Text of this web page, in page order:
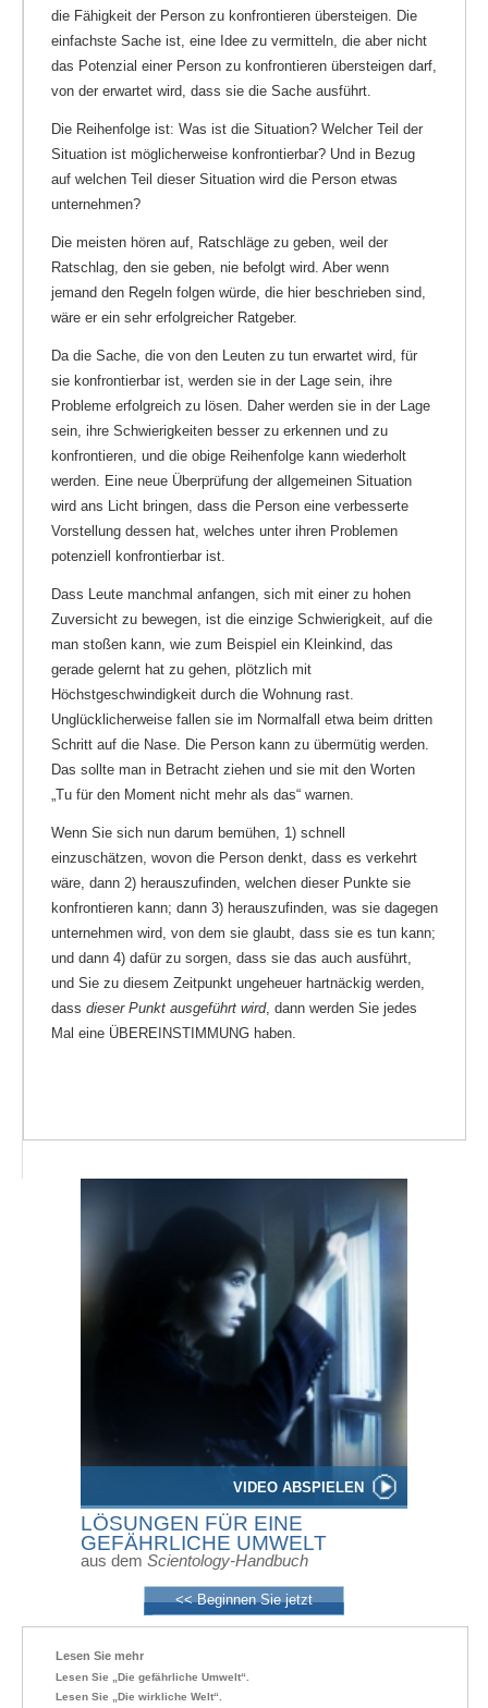
VIDEO ABSPIELEN
LÖSUNGEN FÜR EINE
GEFÄHRLICHE UMWELT
aus dem Scientology-Handbuch
<< Beginnen Sie jetzt
die Fähigkeit der Person zu konfrontieren übersteigen. Die
einfachste Sache ist, eine Idee zu vermitteln, die aber nicht
das Potenzial einer Person zu konfrontieren übersteigen darf,
von der erwartet wird, dass sie die Sache ausführt.
Die Reihenfolge ist: Was ist die Situation? Welcher Teil der
Situation ist möglicherweise konfrontierbar? Und in Bezug
auf welchen Teil dieser Situation wird die Person etwas
unternehmen?
Die meisten hören auf, Ratschläge zu geben, weil der
Ratschlag, den sie geben, nie befolgt wird. Aber wenn
jemand den Regeln folgen würde, die hier beschrieben sind,
wäre er ein sehr erfolgreicher Ratgeber.
Da die Sache, die von den Leuten zu tun erwartet wird, für
sie konfrontierbar ist, werden sie in der Lage sein, ihre
Probleme erfolgreich zu lösen. Daher werden sie in der Lage
sein, ihre Schwierigkeiten besser zu erkennen und zu
konfrontieren, und die obige Reihenfolge kann wiederholt
werden. Eine neue Überprüfung der allgemeinen Situation
wird ans Licht bringen, dass die Person eine verbesserte
Vorstellung dessen hat, welches unter ihren Problemen
potenziell konfrontierbar ist.
Dass Leute manchmal anfangen, sich mit einer zu hohen
Zuversicht zu bewegen, ist die einzige Schwierigkeit, auf die
man stoßen kann, wie zum Beispiel ein Kleinkind, das
gerade gelernt hat zu gehen, plötzlich mit
Höchstgeschwindigkeit durch die Wohnung rast.
Unglücklicherweise fallen sie im Normalfall etwa beim dritten
Schritt auf die Nase. Die Person kann zu übermütig werden.
Das sollte man in Betracht ziehen und sie mit den Worten
„Tu für den Moment nicht mehr als das“ warnen.
Wenn Sie sich nun darum bemühen, 1) schnell
einzuschätzen, wovon die Person denkt, dass es verkehrt
wäre, dann 2) herauszufinden, welchen dieser Punkte sie
konfrontieren kann; dann 3) herauszufinden, was sie dagegen
unternehmen wird, von dem sie glaubt, dass sie es tun kann;
und dann 4) dafür zu sorgen, dass sie das auch ausführt,
und Sie zu diesem Zeitpunkt ungeheuer hartnäckig werden,
dass dieser Punkt ausgeführt wird, dann werden Sie jedes
Mal eine ÜBEREINSTIMMUNG haben.
Lesen Sie mehr
Lesen Sie „Die gefährliche Umwelt“.
Lesen Sie „Die wirkliche Welt“.